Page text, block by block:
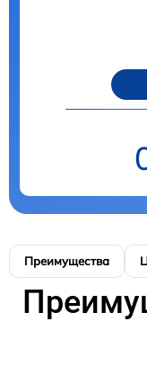
Преимущества